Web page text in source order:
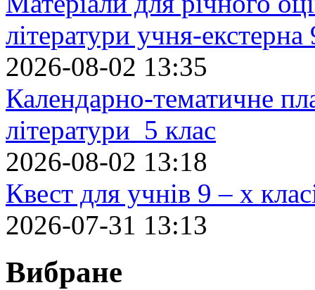
літератури учня-екстерна
2026-08-02 13:35
Календарно-тематичне
літератури 5 клас
2026-08-02 13:18
Квест для учнів 9 – х
2026-07-31 13:13
Вибране